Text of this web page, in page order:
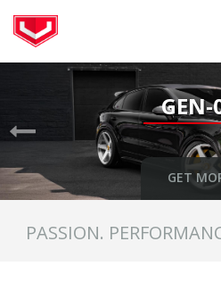
GEN-
GET
Previous
PASSION.